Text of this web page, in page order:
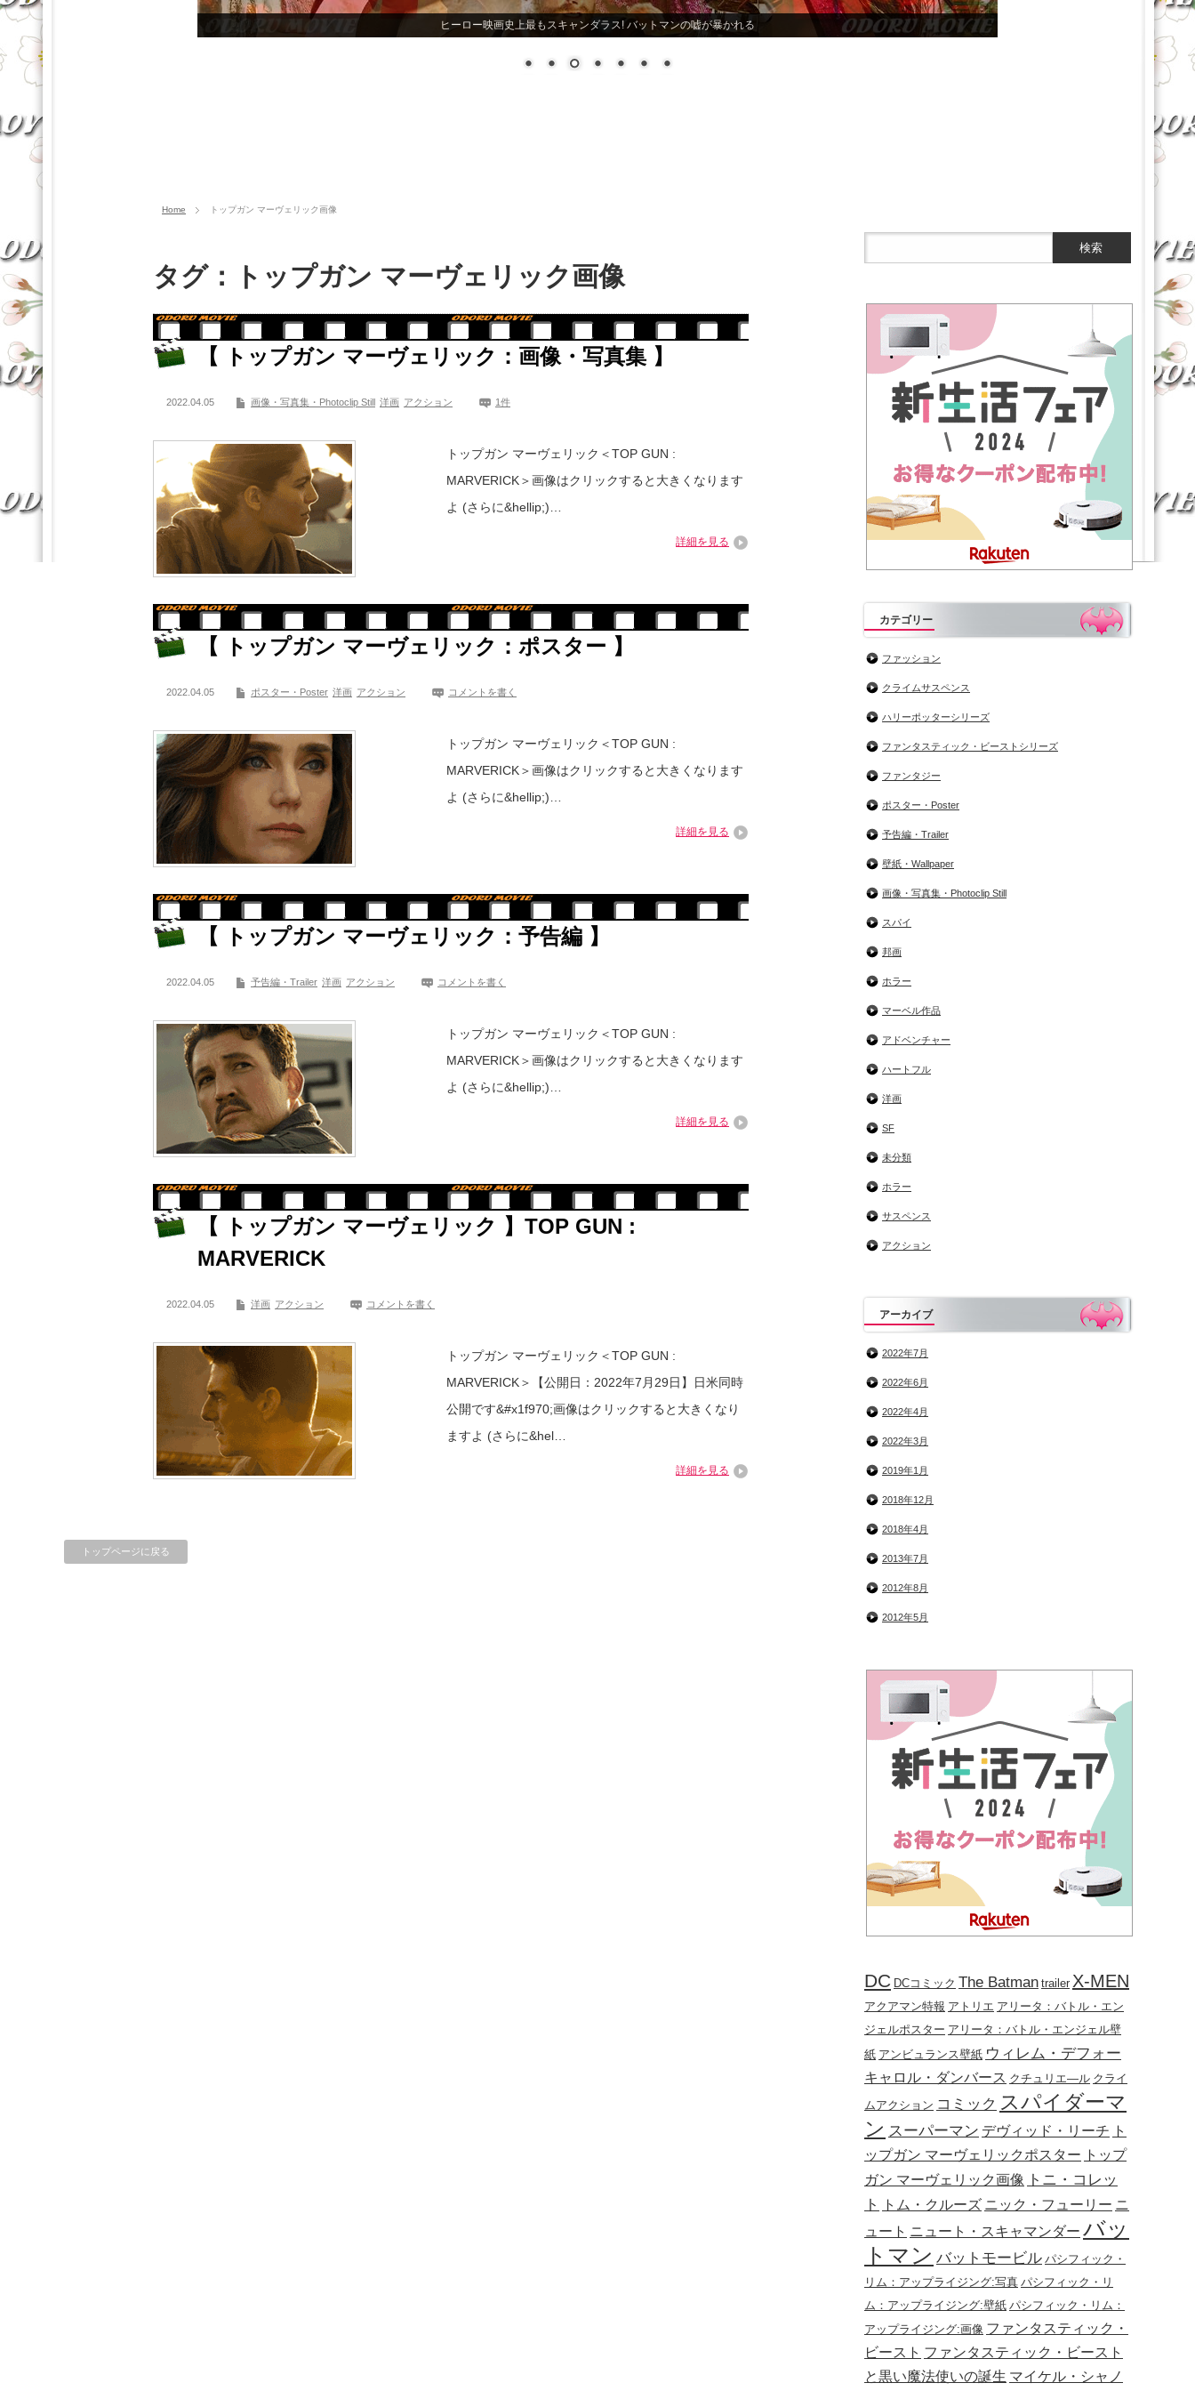
ヒーロー映画史上最もスキャンダラス! バットマンの嘘が暴かれる
Home トップガン マーヴェリック画像
タグ：トップガン マーヴェリック画像
【 トップガン マーヴェリック：画像・写真集 】
2022.04.05 画像・写真集・Photoclip Still 洋画 アクション 1件
トップガン マーヴェリック＜TOP GUN :
MARVERICK＞画像はクリックすると大きくなります
よ (さらに&hellip;)…
詳細を見る
【 トップガン マーヴェリック：ポスター 】
2022.04.05 ポスター・Poster 洋画 アクション コメントを書く
トップガン マーヴェリック＜TOP GUN :
MARVERICK＞画像はクリックすると大きくなります
よ (さらに&hellip;)…
詳細を見る
【 トップガン マーヴェリック：予告編 】
2022.04.05 予告編・Trailer 洋画 アクション コメントを書く
トップガン マーヴェリック＜TOP GUN :
MARVERICK＞画像はクリックすると大きくなります
よ (さらに&hellip;)…
詳細を見る
【 トップガン マーヴェリック 】TOP GUN :
MARVERICK
2022.04.05 洋画 アクション コメントを書く
トップガン マーヴェリック＜TOP GUN :
MARVERICK＞【公開日：2022年7月29日】日米同時
公開です&#x1f970;画像はクリックすると大きくなり
ますよ (さらに&hel…
詳細を見る
トップページに戻る
カテゴリー
ファッション
クライムサスペンス
ハリーポッターシリーズ
ファンタスティック・ビーストシリーズ
ファンタジー
ポスター・Poster
予告編・Trailer
壁紙・Wallpaper
画像・写真集・Photoclip Still
スパイ
邦画
ホラー
マーベル作品
アドベンチャー
ハートフル
洋画
SF
未分類
ホラー
サスペンス
アクション
アーカイブ
2022年7月
2022年6月
2022年4月
2022年3月
2019年1月
2018年12月
2018年4月
2013年7月
2012年8月
2012年5月
DC DCコミック The Batman trailer X-MEN
アクアマン特報 アトリエ アリータ：バトル・エン
ジェルポスター アリータ：バトル・エンジェル壁
紙 アンビュランス壁紙 ウィレム・デフォー
キャロル・ダンバース クチュリエ―ル クライ
ムアクション コミック スパイダーマ
ン スーパーマン デヴィッド・リーチ ト
ップガン マーヴェリックポスター トップ
ガン マーヴェリック画像 トニ・コレッ
ト
トム・クルーズ ニック・フューリー ニ
ュート ニュート・スキャマンダー バッ
トマン バットモービル パシフィック・
リム：アップライジング:写真 パシフィック・リ
ム：アップライジング:壁紙 パシフィック・リム：
アップライジング:画像 ファンタスティック・
ビースト ファンタスティック・ビースト
と黒い魔法使いの誕生 マイケル・シャノ